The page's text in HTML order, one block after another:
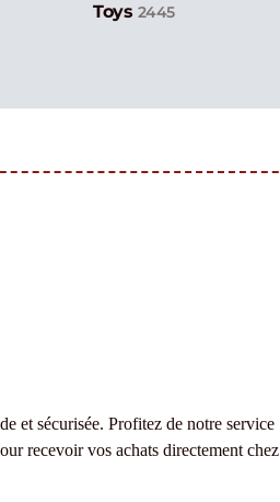
Toys 2445
et sécurisée. Profitez de notre service
recevoir vos achats directement chez